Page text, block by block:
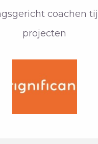
coachen
projecten